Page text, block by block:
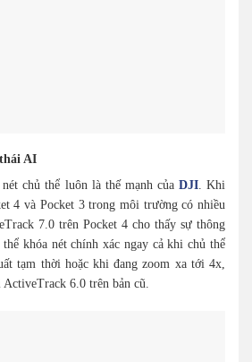
AI
chủ thể luôn là thế mạnh của DJI. Khi
4 và Pocket 3 trong môi trường có nhiều
7.0 trên Pocket 4 cho thấy sự thông
khóa nét chính xác ngay cả khi chủ thể
tạm thời hoặc khi đang zoom xa tới 4x,
6.0 trên bản cũ.